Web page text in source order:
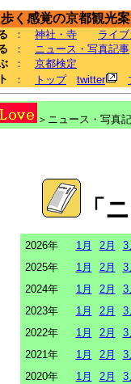
く感覚の京都観光
： 神社・寺
ライ
： ニュース・写真記事
： 京都検定
： トップ twitter
＞ニュース・写真
「
2026年 1月 2月
3
2025年
1月 2月
3
2024年
1月 2月
3
2023年
1月 2月
3
2022年
1月 2月
3
2021年
1月 2月
3
2020年
1月 2月
3